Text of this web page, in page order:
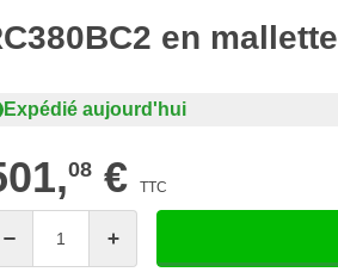
en mallette
Expédié aujourd'hui
08 € TTC